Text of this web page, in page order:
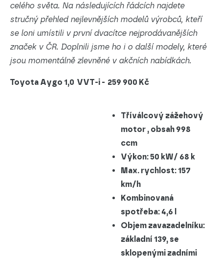
celého světa. Na následujících řádcích najdete
stručný přehled nejlevnějších modelů výrobců, kteří
se loni umístili v první dvacítce nejprodávanějších
značek v ČR. Doplnili jsme ho i o další modely, které
jsou momentálně zlevněné v akčních nabídkách.
Toyota Aygo 1,0 VVT-i - 259 900 Kč
Tříválcový zážehový
motor , obsah 998
ccm
Výkon: 50 kW/ 68 k
Max. rychlost: 157
km/h
Kombinovaná
spotřeba: 4,6 l
Objem zavazadelníku:
základní 139, se
sklopenými zadními